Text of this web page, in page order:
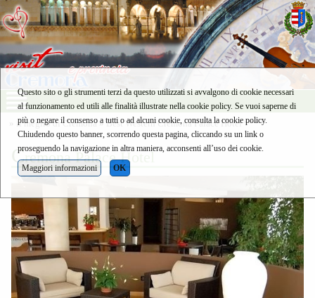
» il meglio di Cremona »Best Western Cremona Palace Hotel ****
Cremona Palace Hotel
Questo sito o gli strumenti terzi da questo utilizzati si avvalgono di cookie necessari
al funzionamento ed utili alle finalità illustrate nella cookie policy. Se vuoi saperne di
più o negare il consenso a tutti o ad alcuni cookie, consulta la cookie policy.
Chiudendo questo banner, scorrendo questa pagina, cliccando su un link o
proseguendo la navigazione in altra maniera, acconsenti all’uso dei cookie.
Maggiori informazioni
OK